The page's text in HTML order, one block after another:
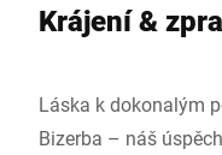
Krájení &
Láska k dokonalým
Bizerba – náš